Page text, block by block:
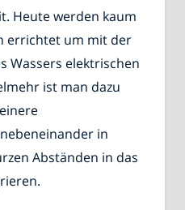
Heute werden kaum
errichtet um mit der
Wassers elektrischen
ist man dazu
in
Abständen in das